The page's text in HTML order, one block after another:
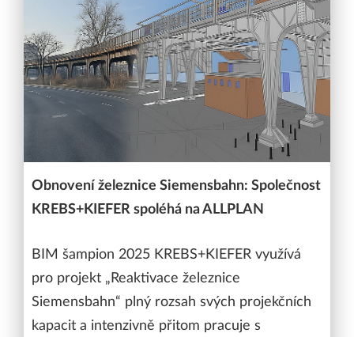
Obnovení železnice Siemensbahn: Společnost
KREBS+KIEFER spoléhá na ALLPLAN
BIM šampion 2025 KREBS+KIEFER využívá
pro projekt „Reaktivace železnice
Siemensbahn“ plný rozsah svých projekčních
kapacit a intenzivně přitom pracuje s